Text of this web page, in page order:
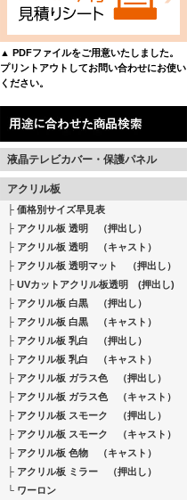
▲ PDFファイルをご用意いたしました。
プリントアウトしてお問い合わせにお使い
ください。
液晶テレビカバー・保護パネル
アクリル板
価格別サイズ早見表
アクリル板 透明 （押出し）
アクリル板 透明 （キャスト）
アクリル板 透明マット （押出し）
UVカットアクリル板透明 (押出し)
アクリル板 白黒 （押出し）
アクリル板 白黒 （キャスト）
アクリル板 乳白 （押出し）
アクリル板 乳白 （キャスト）
アクリル板 ガラス色 （押出し）
アクリル板 ガラス色 （キャスト）
アクリル板 スモーク （押出し）
アクリル板 スモーク （キャスト）
アクリル板 色物 （キャスト）
アクリル板 ミラー （押出し）
ワーロン